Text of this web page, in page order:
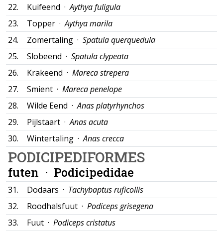
22.
Kuifeend ·Aythya fuligula
23.
Topper ·Aythya marila
24.
Zomertaling · Spatula querquedula
25.
Slobeend · Spatula clypeata
26.
Krakeend · Mareca strepera
27.
Smient · Mareca penelope
28.
Wilde Eend ·Anas platyrhynchos
29.
Pijlstaart ·Anas acuta
30.
Wintertaling ·Anas crecca
PODICIPEDIFORMES
futen · Podicipedidae
31. Dodaars · Tachybaptus ruficollis
32.
Roodhalsfuut · Podiceps grisegena
33.
Fuut · Podiceps cristatus